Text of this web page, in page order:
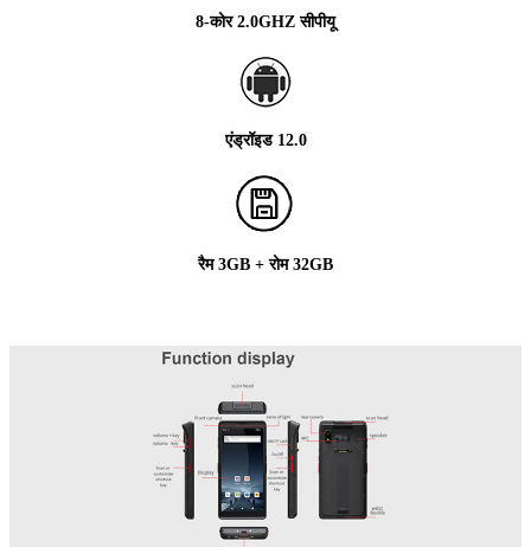
8-कोर 2.0GHZ सीपीयू
एंड्रॉइड 12.0
रैम 3GB + रोम 32GB